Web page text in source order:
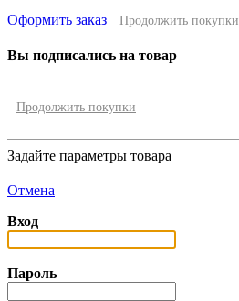
Оформить заказ Продолжить покупки
Вы подписались на товар
Продолжить покупки
Задайте параметры товара
Отмена
Вход
Пароль